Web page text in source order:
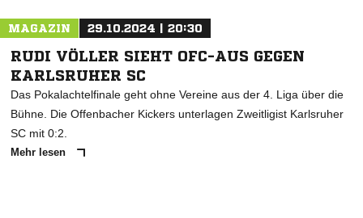
MAGAZIN 29.10.2024 | 20:30
RUDI VÖLLER SIEHT OFC-AUS GEGEN
KARLSRUHER SC
Das Pokalachtelfinale geht ohne Vereine aus der 4. Liga über die
Bühne. Die Offenbacher Kickers unterlagen Zweitligist Karlsruher
SC mit 0:2.
Mehr lesen